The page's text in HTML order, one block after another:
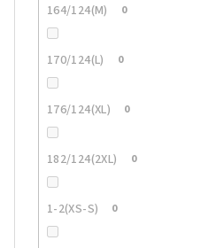
164/124(M) 0
170/124(L) 0
176/124(XL) 0
182/124(2XL) 0
1-2(XS-S) 0